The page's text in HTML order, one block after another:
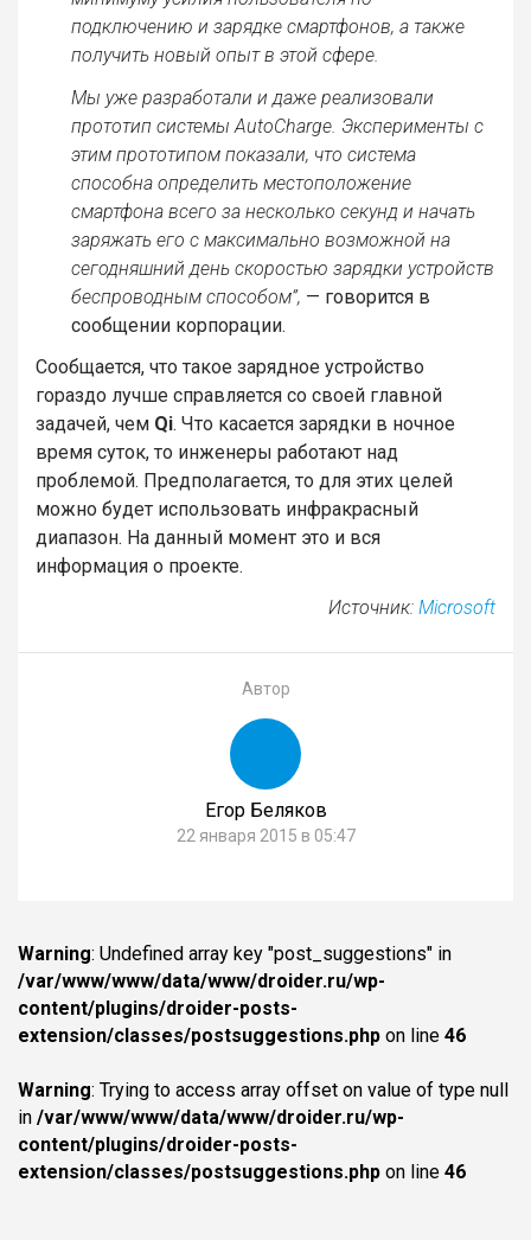
подключению и зарядке смартфонов, а также
получить новый опыт в этой сфере.
Мы уже разработали и даже реализовали
прототип системы AutoCharge. Эксперименты с
этим прототипом показали, что система
способна определить местоположение
смартфона всего за несколько секунд и начать
заряжать его с максимально возможной на
сегодняшний день скоростью зарядки устройств
беспроводным способом”, — говорится в
сообщении корпорации.
Сообщается, что такое зарядное устройство
гораздо лучше справляется со своей главной
задачей, чем Qi. Что касается зарядки в ночное
время суток, то инженеры работают над
проблемой. Предполагается, то для этих целей
можно будет использовать инфракрасный
диапазон. На данный момент это и вся
информация о проекте.
Источник: Microsoft
Автор
Егор Беляков
22 января 2015 в 05:47
Warning: Undefined array key "post_suggestions" in
/var/www/www/data/www/droider.ru/wp-
content/plugins/droider-posts-
extension/classes/postsuggestions.php on line 46
Warning: Trying to access array offset on value of type null
in /var/www/www/data/www/droider.ru/wp-
content/plugins/droider-posts-
extension/classes/postsuggestions.php on line 46